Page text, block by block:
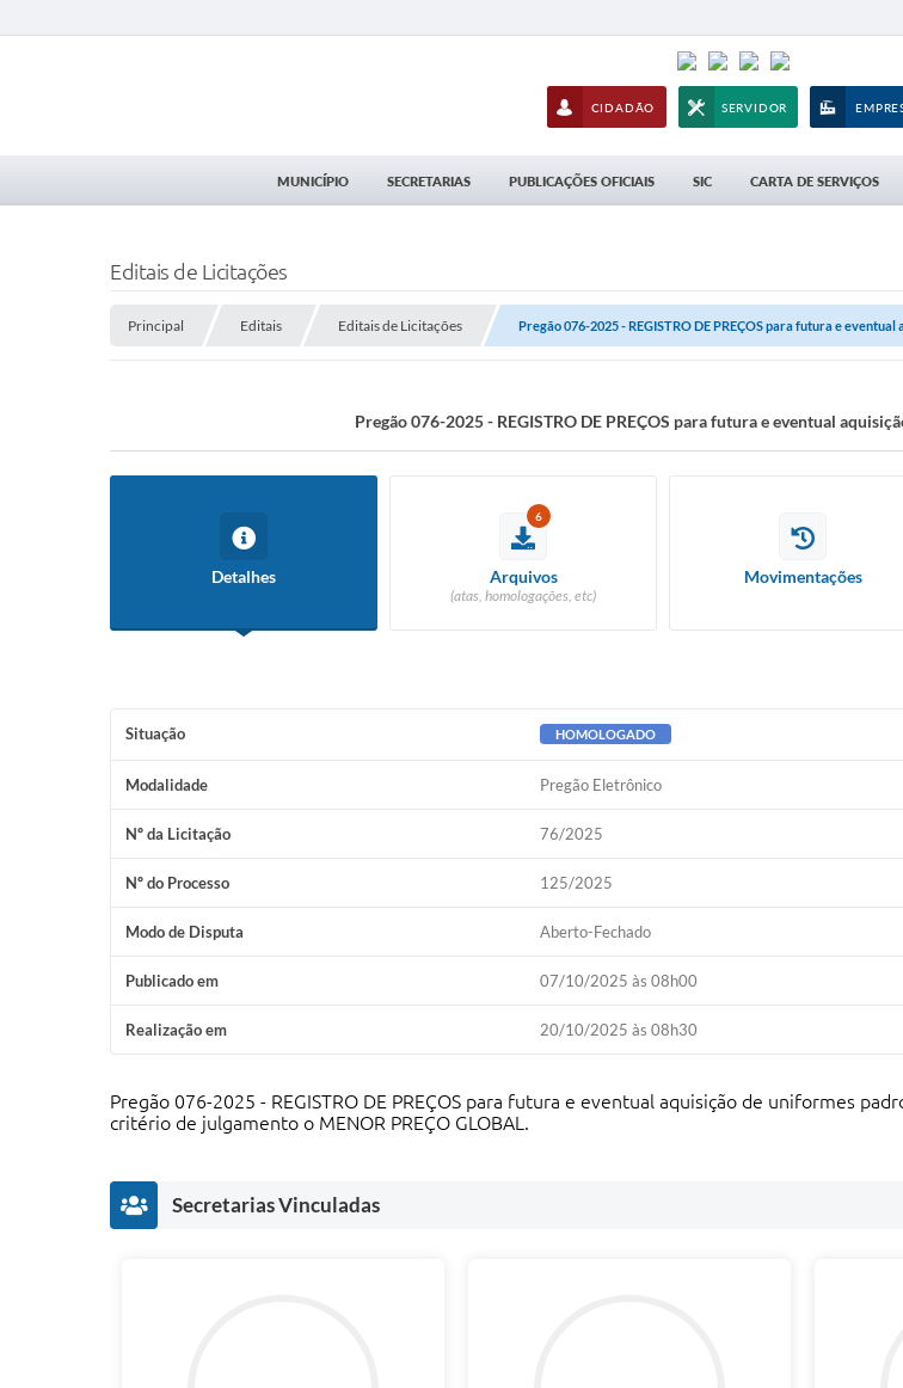
CIDADÃO SERVIDOR
MUNICÍPIO SECRETARIAS PUBLICAÇÕES OFICIAIS SIC CARTA DE SERVIÇOS
Editais de Licitações
Principal Editais Editais de Licitações Pregão 076-2025 - REGISTRO DE PREÇOS para futura e
Pregão 076-2025 - REGISTRO DE PREÇOS para futura e eventual
Detalhes
6
Arquivos
(atas, homologações, etc)
Movimentações
Situação HOMOLOGADO
Modalidade Pregão Eletrônico
Nº da Licitação 76/2025
Nº do Processo 125/2025
Modo de Disputa Aberto-Fechado
Publicado em 07/10/2025 às 08h00
Realização em 20/10/2025 às 08h30
Pregão 076-2025 - REGISTRO DE PREÇOS para futura e eventual aquisição de uniformes
critério de julgamento o MENOR PREÇO GLOBAL.
Secretarias Vinculadas